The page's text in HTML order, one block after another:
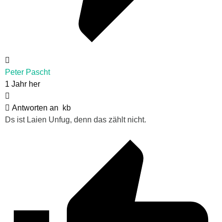
Peter Pascht
1 Jahr her
Antworten an
kb
Ds ist Laien Unfug, denn das zählt nicht.